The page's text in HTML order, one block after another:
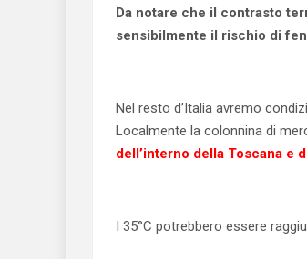
Da notare che il contrasto
sensibilmente il rischio di
Nel resto d’Italia avremo
Localmente la colonnina di
dell’interno della Toscana e
I 35°C potrebbero essere